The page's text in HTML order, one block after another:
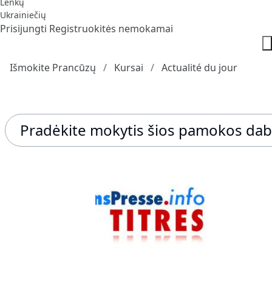
Ukrainiečių
Prisijungti Registruokitės nemokamai
Išmokite Prancūzų Kursai Actualité du jour
Pradėkite mokytis šios pamokos